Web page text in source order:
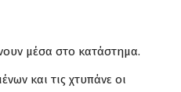
μέσα στο κατάστημα.
και τις χτυπάνε οι